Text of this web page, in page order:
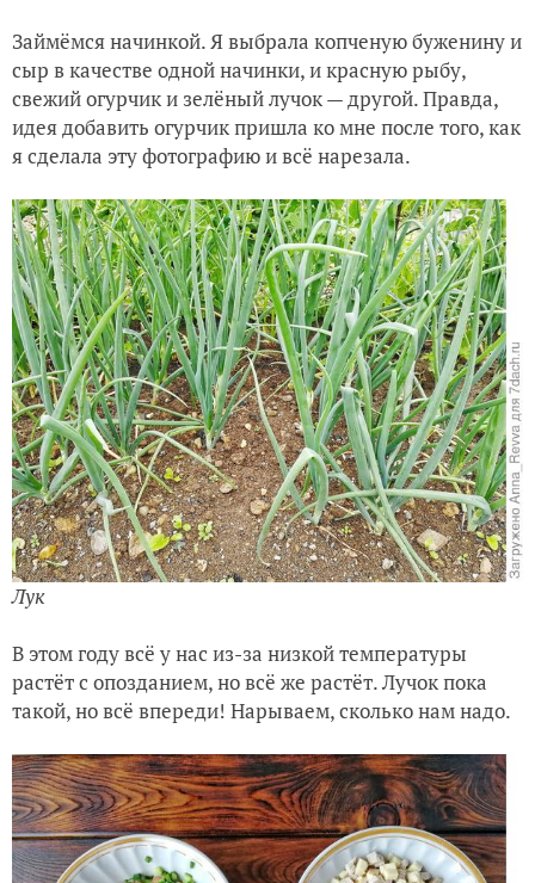
Займёмся начинкой. Я выбрала копченую буженину и
сыр в качестве одной начинки, и красную рыбу,
свежий огурчик и зелёный лучок — другой. Правда,
идея добавить огурчик пришла ко мне после того, как
я сделала эту фотографию и всё нарезала.
Лук
В этом году всё у нас из-за низкой температуры
растёт с опозданием, но всё же растёт. Лучок пока
такой, но всё впереди! Нарываем, сколько нам надо.